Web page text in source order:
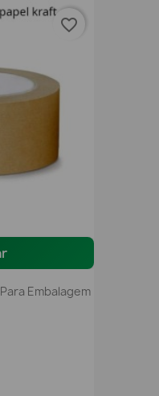
Embalagem
favorite_border